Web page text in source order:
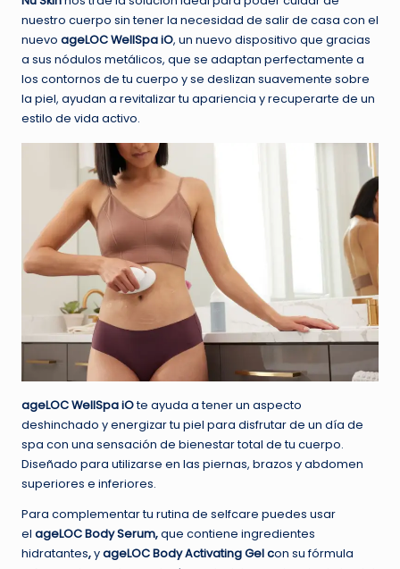
nuestro cuerpo sin tener la necesidad de salir de casa con el
nuevo ageLOC WellSpa iO, un nuevo dispositivo que gracias
a sus nódulos metálicos, que se adaptan perfectamente a
los contornos de tu cuerpo y se deslizan suavemente sobre
la piel, ayudan a revitalizar tu apariencia y recuperarte de un
estilo de vida activo.
ageLOC WellSpa iOte ayuda a tener un aspecto
deshinchado y energizar tu piel para disfrutar de un día de
spa con una sensación de bienestar total de tu cuerpo.
Diseñado para utilizarse en las piernas, brazos y abdomen
superiores e inferiores.
Para complementar tu rutina de selfcare puedes usar
el ageLOC Body Serum,que contiene ingredientes
hidratantes,yageLOC Body Activating Gel con su fórmula